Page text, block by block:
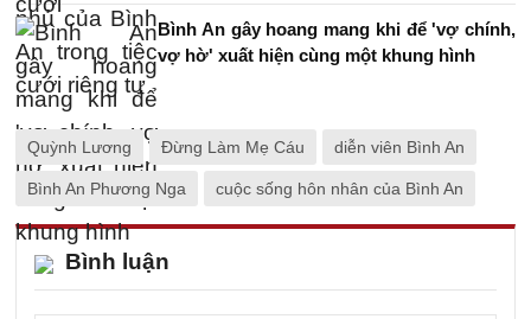
Bình An gây hoang mang khi để 'vợ chính,
vợ hờ' xuất hiện cùng một khung hình
Quỳnh Lương Đừng Làm Mẹ Cáu diễn viên Bình An
Bình An Phương Nga cuộc sống hôn nhân của Bình An
Bình luận